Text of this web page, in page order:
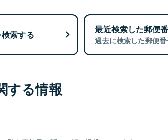
索する 最近検索した郵便
過去に検索した郵便番
する情報